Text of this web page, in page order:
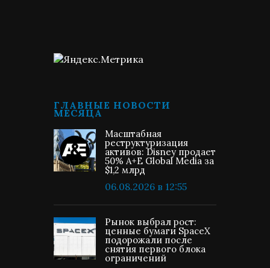
ГЛАВНЫЕ НОВОСТИ
МЕСЯЦА
Масштабная
реструктуризация
активов: Disney продает
50% A+E Global Media за
$1,2 млрд
06.08.2026 в 12:55
Рынок выбрал рост:
ценные бумаги SpaceX
подорожали после
снятия первого блока
ограничений